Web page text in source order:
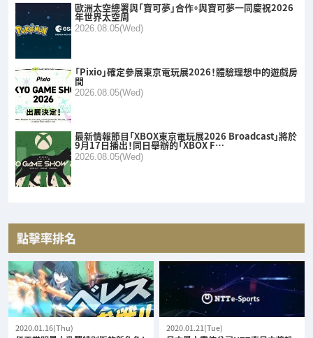
歐洲太空總署與「寶可夢」合作。與寶可夢一同慶祝2026
年世界太空周
2026.08.05(Wed)
「Pixio」確定參展東京電玩展2026！體驗理想中的遊戲房
間
2026.08.05(Wed)
最新情報節目「XBOX東京電玩展2026 Broadcast」將於
9月17日播出！同日舉辦的「XBOX F…
2026.08.05(Wed)
點擊率排名
2020.01.16(Thu) 2020.01.21(Tue)